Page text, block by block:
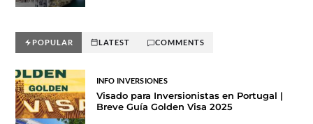
POPULAR LATEST COMMENTS
INFO INVERSIONES
Visado para Inversionistas en Portugal |
Breve Guía Golden Visa 2025